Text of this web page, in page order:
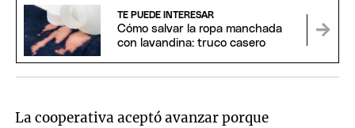
TE PUEDE INTERESAR
Cómo salvar la ropa manchada
con lavandina: truco casero
La cooperativa aceptó avanzar porque